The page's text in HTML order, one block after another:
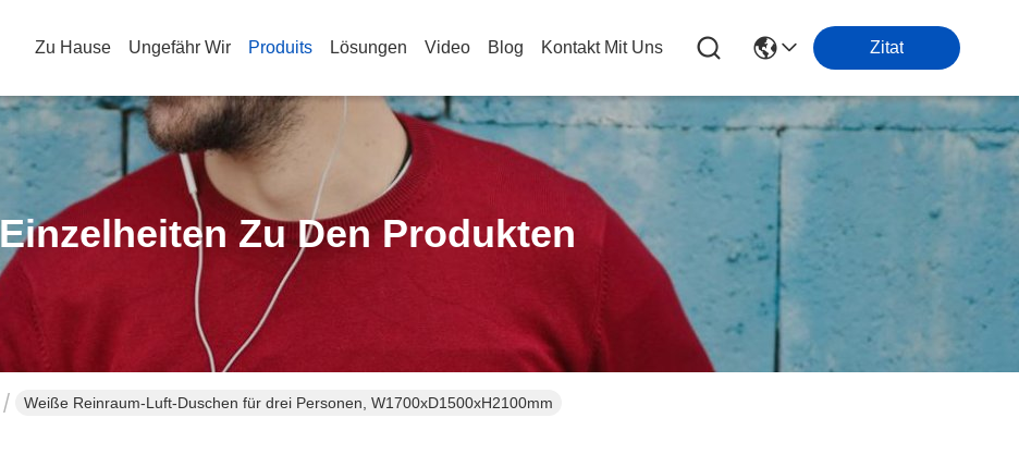
Zu Hause Ungefähr Wir Produits Lösungen Video Blog Kontakt Mit Uns Zitat
Einzelheiten Zu Den Produkten
Weiße Reinraum-Luft-Duschen für drei Personen, W1700xD1500xH2100mm